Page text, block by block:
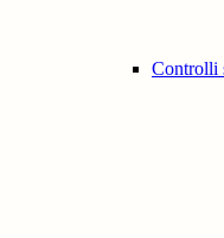
Controlli